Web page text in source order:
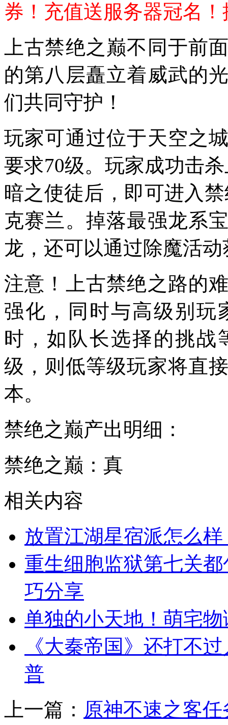
券！充值送服务器冠名
上古禁绝之巅不同于前
的第八层矗立着威武的
们共同守护！
玩家可通过位于天空之
要求70级。玩家成功击
暗之使徒后，即可进入
克赛兰。掉落最强龙系
龙，还可以通过除魔活
注意！上古禁绝之路的
强化，同时与高级别玩
时，如队长选择的挑战
级，则低等级玩家将直
本。
禁绝之巅产出明细：
禁绝之巅：真
相关内容
放置江湖星宿派怎么
重生细胞监狱第七关
巧分享
单独的小天地！萌宅
《大秦帝国》还打不
普
上一篇： 原神不速之客